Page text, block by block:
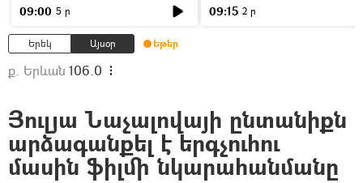
09:00 5 ր 09:15 2 ր
Երեկ Այսօր Եթեր
ք. Երևան 106.0
Յուլյա Նաչալովայի ընտանիքն
արձագանքել է երգչուհու
մասին ֆիլմի նկարահանմանը